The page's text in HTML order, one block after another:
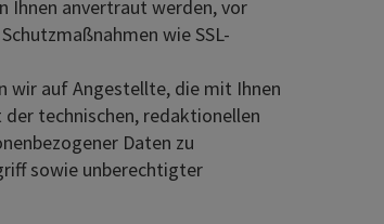
Ihnen anvertraut werden, vor
wie SSL-
wir auf Angestellte, die mit Ihnen
technischen, redaktionellen
Daten zu
sowie unberechtigter